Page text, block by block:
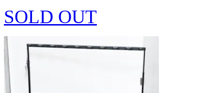
SOLD OUT